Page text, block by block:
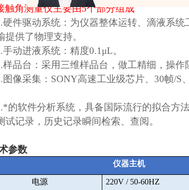
触角测量仪主要由5个部分组成
硬件驱动系统：为仪器整体运转、滴液系
提供了物理支持。
手动进液系统：精度0.1μL。
样品台：采用三维样品台，做工精细，操作
图像采集： SONY高速工业级芯片、 30帧/S、
*的软件分析系统，具备国际流行的拟合方
试记录，历史记录瞬间检索、查阅。
参数
仪器主机
电源 220V / 50-60HZ